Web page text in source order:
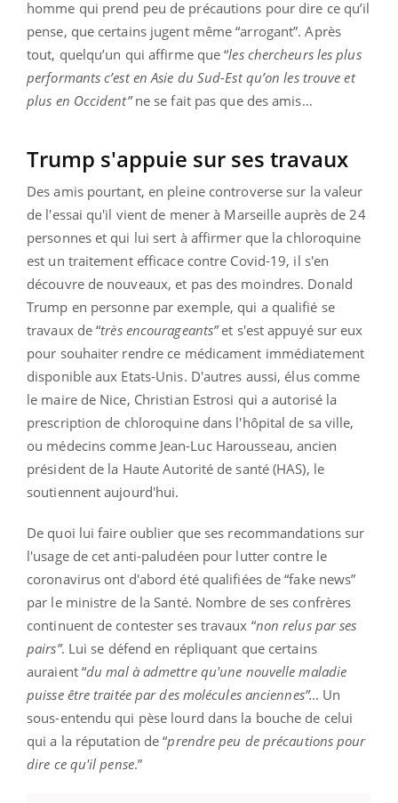
homme qui prend peu de précautions pour dire ce qu’il
pense, que certains jugent même “arrogant”. Après
tout, quelqu’un qui affirme que “les chercheurs les plus
performants c’est en Asie du Sud-Est qu’on les trouve et
plus en Occident”ne se fait pas que des amis…
Trump s'appuie sur ses travaux
Des amis pourtant, en pleine controverse sur la valeur
de l'essai qu'il vient de mener à Marseille auprès de 24
personnes et qui lui sert à affirmer que la chloroquine
est un traitement efficace contre Covid-19, il s'en
découvre de nouveaux, et pas des moindres. Donald
Trump en personne par exemple, qui a qualifié se
travaux de “très encourageants”et s'est appuyé sur eux
pour souhaiter rendre ce médicament immédiatement
disponible aux Etats-Unis. D'autres aussi, élus comme
le maire de Nice, Christian Estrosi qui a autorisé la
prescription de chloroquine dans l'hôpital de sa ville,
ou médecins comme Jean-Luc Harousseau, ancien
président de la Haute Autorité de santé (HAS), le
soutiennent aujourd'hui.
De quoi lui faire oublier que ses recommandations sur
l'usage de cet anti-paludéen pour lutter contre le
coronavirus ont d'abord été qualifiées de “fake news”
par le ministre de la Santé. Nombre de ses confrères
continuent de contester ses travaux “non relus par ses
pairs”. Lui se défend en répliquant que certains
auraient “du mal à admettre qu'une nouvelle maladie
puisse être traitée par des molécules anciennes”… Un
sous-entendu qui pèse lourd dans la bouche de celui
qui a la réputation de “prendre peu de précautions pour
dire ce qu'il pense.”